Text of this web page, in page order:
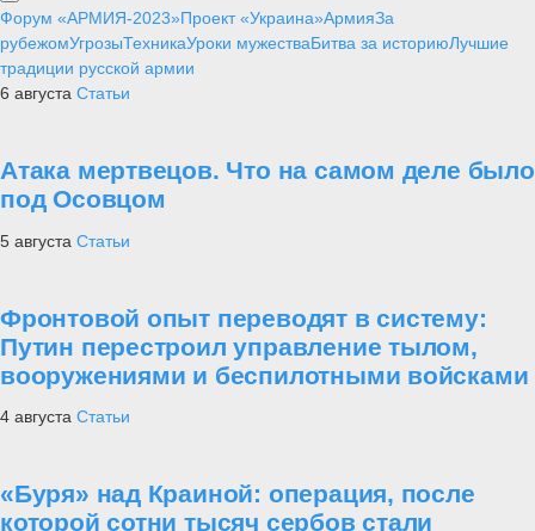
Форум «АРМИЯ-2023»Проект «Украина»АрмияЗа
рубежомУгрозыТехникаУроки мужестваБитва за историюЛучшие
традиции русской армии
6 августа Статьи
Атака мертвецов. Что на самом деле было
под Осовцом
5 августа Статьи
Фронтовой опыт переводят в систему:
Путин перестроил управление тылом,
вооружениями и беспилотными войсками
4 августа Статьи
«Буря» над Краиной: операция, после
которой сотни тысяч сербов стали